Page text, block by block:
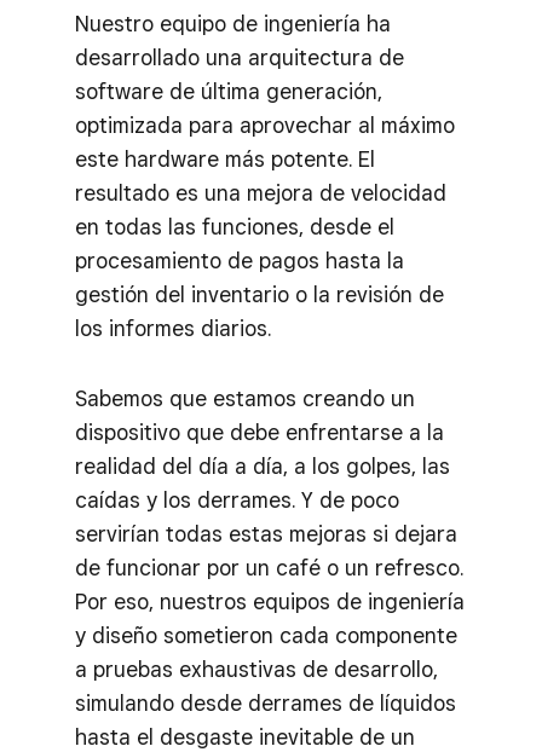
Nuestro equipo de ingeniería ha
desarrollado una arquitectura de
software de última generación,
optimizada para aprovechar al máximo
este hardware más potente. El
resultado es una mejora de velocidad
en todas las funciones, desde el
procesamiento de pagos hasta la
gestión del inventario o la revisión de
los informes diarios.
Sabemos que estamos creando un
dispositivo que debe enfrentarse a la
realidad del día a día, a los golpes, las
caídas y los derrames. Y de poco
servirían todas estas mejoras si dejara
de funcionar por un café o un refresco.
Por eso, nuestros equipos de ingeniería
y diseño sometieron cada componente
a pruebas exhaustivas de desarrollo,
simulando desde derrames de líquidos
hasta el desgaste inevitable de un